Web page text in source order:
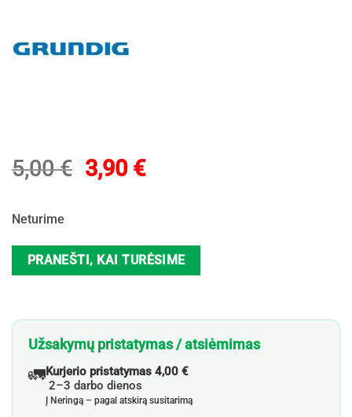
5,00€ Original
3,90 €Current
Neturime
PRANEŠTI, KAI TURĖSIME
Užsakymų pristatymas / atsiėmimas
🚛Kurjerio pristatymas 4,00 €
2–3 darbo dienos
Į Neringą – pagal atskirą susitarimą